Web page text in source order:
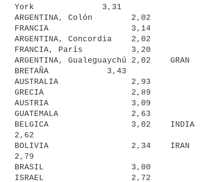
York              3,31
ARGENTINA, Colón        2,02
FRANCIA                 3,14
ARGENTINA, Concordia    2,02
FRANCIA, París          3,20
ARGENTINA, Gualeguaychú 2,02    GRAN
BRETAÑA            3,43
AUSTRALIA               2,93
GRECIA                  2,89
AUSTRIA                 3,09
GUATEMALA               2,63
BELGICA                 3,02    INDIA
2,62
BOLIVIA                 2,34    IRAN
2,79
BRASIL                  3,00
ISRAEL                  2,72